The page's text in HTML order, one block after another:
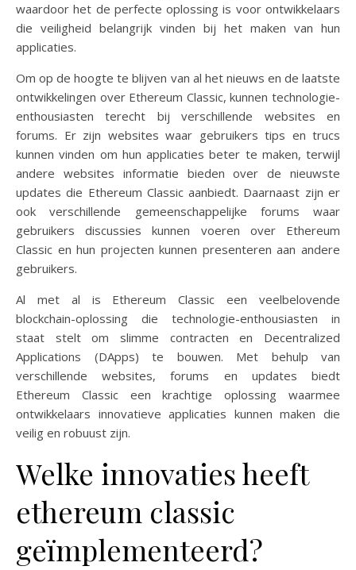
waardoor het de perfecte oplossing is voor ontwikkelaars
die veiligheid belangrijk vinden bij het maken van hun
applicaties.
Om op de hoogte te blijven van al het nieuws en de laatste
ontwikkelingen over Ethereum Classic, kunnen technologie-
enthousiasten terecht bij verschillende websites en
forums. Er zijn websites waar gebruikers tips en trucs
kunnen vinden om hun applicaties beter te maken, terwijl
andere websites informatie bieden over de nieuwste
updates die Ethereum Classic aanbiedt. Daarnaast zijn er
ook verschillende gemeenschappelijke forums waar
gebruikers discussies kunnen voeren over Ethereum
Classic en hun projecten kunnen presenteren aan andere
gebruikers.
Al met al is Ethereum Classic een veelbelovende
blockchain-oplossing die technologie-enthousiasten in
staat stelt om slimme contracten en Decentralized
Applications (DApps) te bouwen. Met behulp van
verschillende websites, forums en updates biedt
Ethereum Classic een krachtige oplossing waarmee
ontwikkelaars innovatieve applicaties kunnen maken die
veilig en robuust zijn.
Welke innovaties heeft
ethereum classic
geïmplementeerd?